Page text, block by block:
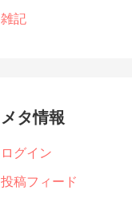
雑記
メタ情報
ログイン
投稿フィード